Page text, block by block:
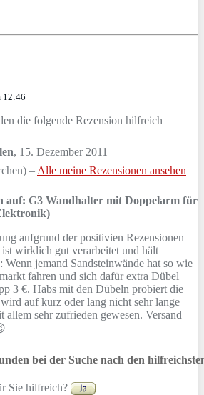
12:46
die folgende Rezension hilfreich
, 15. Dezember 2011
– Alle meine Rezensionen ansehen
auf: G3 Wandhalter mit Doppelarm für
aufgrund der positivien Rezensionen
wirklich gut verarbeitet und hält
jemand Sandsteinwände hat so wie
fahren und sich dafür extra Dübel
3 €. Habs mit den Dübeln probiert die
auf kurz oder lang nicht sehr lange
allem sehr zufrieden gewesen. Versand
bei der Suche nach den
Sie hilfreich?